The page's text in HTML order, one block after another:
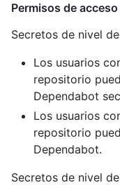
Permisos de
Secretos de nivel
Los usuarios
repositorio
Dependabot
Los usuarios
repositorio
Dependabot.
Secretos de nivel